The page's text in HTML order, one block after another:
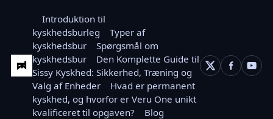
Introduktion til
kyskhedsburleg
Typer af
kyskhedsbur
Spørgsmål om
kyskhedsbur
Den Komplette Guide til
Sissy Kyskhed: Sikkerhed, Træning og
Valg af Enheder
Hvad er permanent
kyskhed, og hvorfor er Veru One unikt
kvalificeret til opgaven?
Blog